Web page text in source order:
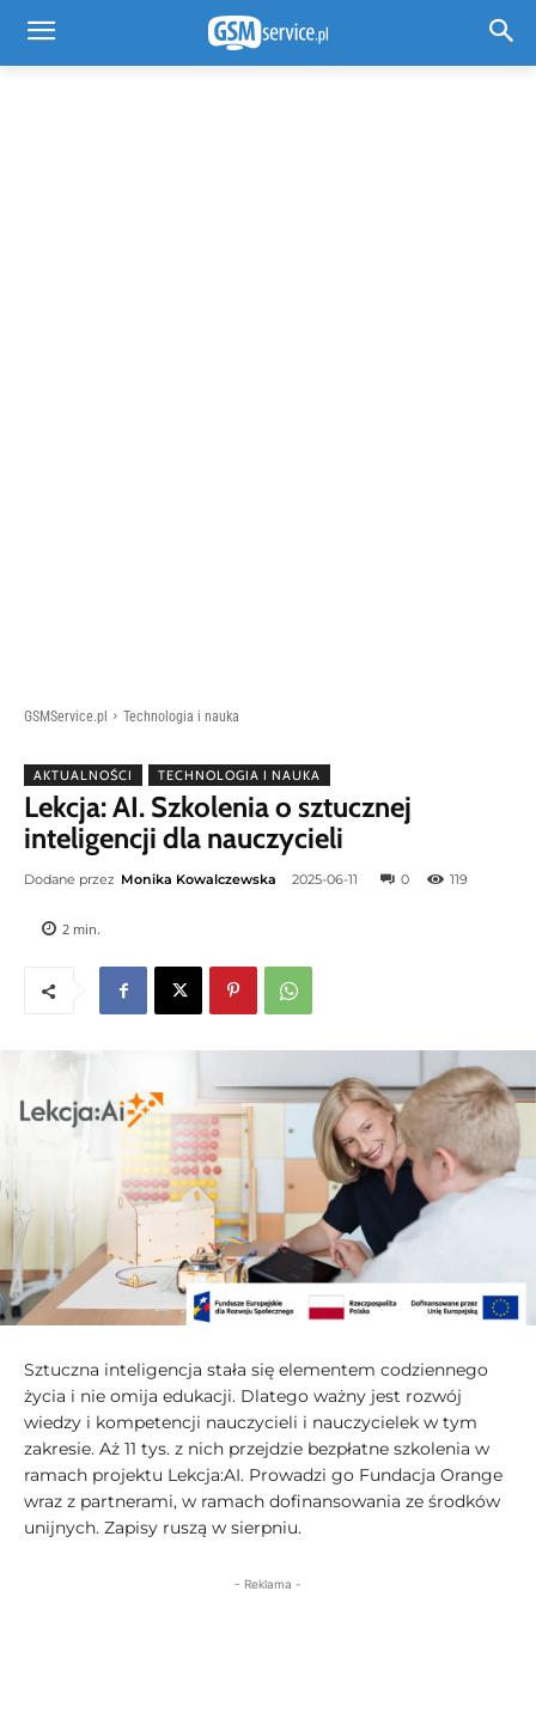
GSMService.pl Technologia i nauka
AKTUALNOŚCI TECHNOLOGIA I NAUKA
Lekcja: AI. Szkolenia o sztucznej
inteligencji dla nauczycieli
Dodane przez Monika Kowalczewska 2025-06-11 0 119
2 min.
Sztuczna inteligencja stała się elementem codziennego
życia i nie omija edukacji. Dlatego ważny jest rozwój
wiedzy i kompetencji nauczycieli i nauczycielek w tym
zakresie. Aż 11 tys. z nich przejdzie bezpłatne szkolenia w
ramach projektu Lekcja:AI. Prowadzi go Fundacja Orange
wraz z partnerami, w ramach dofinansowania ze środków
unijnych. Zapisy ruszą w sierpniu.
- Reklama -